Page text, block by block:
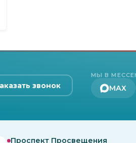
звонок
МЫ В
МАХ
Проспект Просвещения